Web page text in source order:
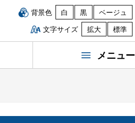
背景色 白 黒
ベージュ
文字サイズ
拡大 標準
メニュー